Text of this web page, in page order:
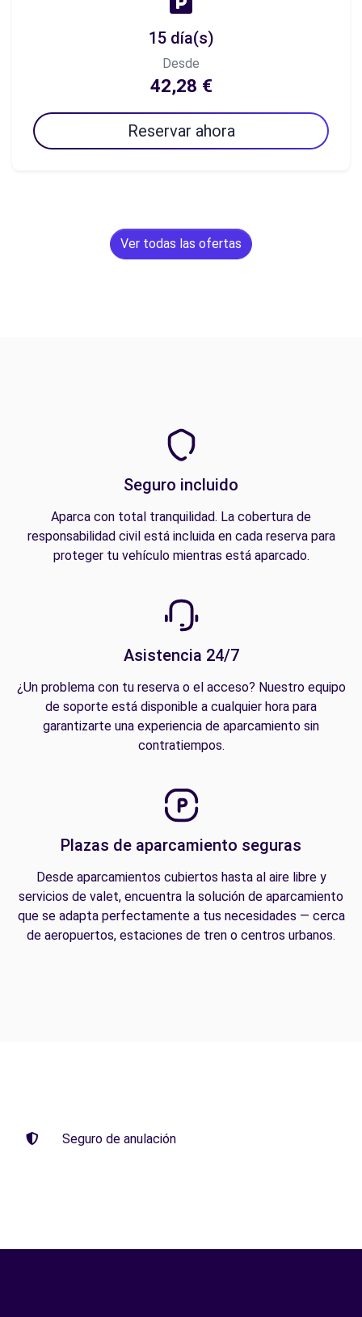
15 día(s)
Desde
42,28 €
Reservar ahora
Ver todas las ofertas
Seguro incluido
Aparca con total tranquilidad. La cobertura de
responsabilidad civil está incluida en cada reserva para
proteger tu vehículo mientras está aparcado.
Asistencia 24/7
¿Un problema con tu reserva o el acceso? Nuestro equipo
de soporte está disponible a cualquier hora para
garantizarte una experiencia de aparcamiento sin
contratiempos.
Plazas de aparcamiento seguras
Desde aparcamientos cubiertos hasta al aire libre y
servicios de valet, encuentra la solución de aparcamiento
que se adapta perfectamente a tus necesidades — cerca
de aeropuertos, estaciones de tren o centros urbanos.
Seguro de anulación